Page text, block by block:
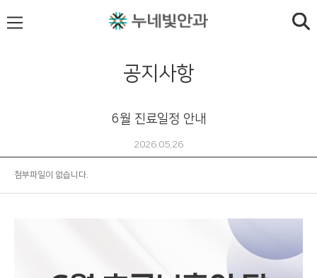
공지사항
6월 진료일정 안내
2026.05.26
첨부파일이 없습니다.